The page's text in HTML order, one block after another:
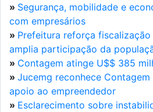
» Segurança, mobilidade e
com empresários
» Prefeitura reforça
amplia participação da
» Contagem atinge U$$ 385
» Jucemg reconhece
apoio ao empreendedor
» Esclarecimento sobre